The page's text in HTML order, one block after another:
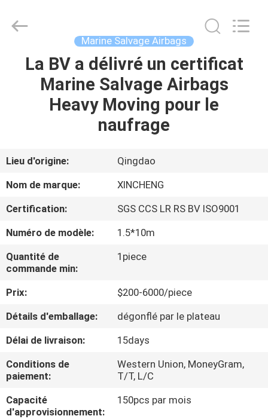
MAISON
PRODUITS
SHOW
PROPOS
DE
NOUS
VISITE
D'USINE
CONTRÔLE
DE
QUALITÉ
Products
Marine Salvage Airbags
La BV a délivré un certificat
Marine Salvage Airbags
Heavy Moving pour le
naufrage
Lieu d'origine:
Qingdao
Nom de marque:
XINCHENG
Certification:
SGS CCS LR RS BV ISO9001
Numéro de modèle:
1.5*10m
Quantité de
commande min:
1piece
Prix:
$200-6000/piece
Détails d'emballage:
dégonflé par le plateau
Délai de livraison:
15days
Conditions de
paiement:
Western Union, MoneyGram,
T/T, L/C
Capacité
d'approvisionnement:
150pcs par mois